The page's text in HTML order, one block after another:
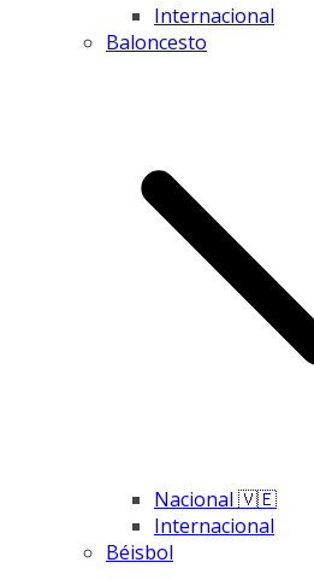
Internacional
Baloncesto
Nacional 🇻🇪
Internacional
Béisbol